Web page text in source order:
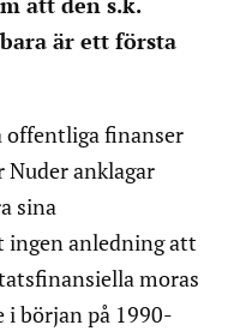
är ett första
offentliga finanser
Nuder anklagar
sina
ingen anledning att
moras
i början på 1990-